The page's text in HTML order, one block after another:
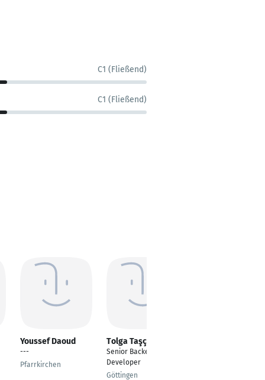
C1 (Fließend)
C1 (Fließend)
Youssef Daoud
---
Pfarrkirchen
Tolga Taşçı
Senior Backend
Developer
Göttingen